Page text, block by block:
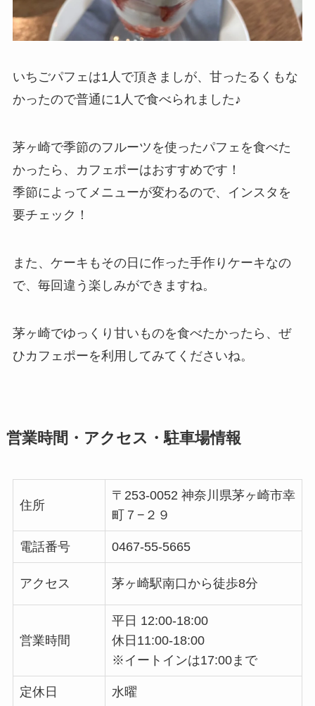
いちごパフェは1人で頂きましが、甘ったるくもな
かったので普通に1人で食べられました♪
茅ヶ崎で季節のフルーツを使ったパフェを食べた
かったら、カフェポーはおすすめです！
季節によってメニューが変わるので、インスタを
要チェック！
また、ケーキもその日に作った手作りケーキなの
で、毎回違う楽しみができますね。
茅ヶ崎でゆっくり甘いものを食べたかったら、ぜ
ひカフェポーを利用してみてくださいね。
営業時間・アクセス・駐車場情報
住所
〒253-0052 神奈川県茅ヶ崎市幸
町７−２９
電話番号 0467-55-5665
アクセス 茅ヶ崎駅南口から徒歩8分
営業時間
平日 12:00-18:00
休日11:00-18:00
※イートインは17:00まで
定休日 水曜